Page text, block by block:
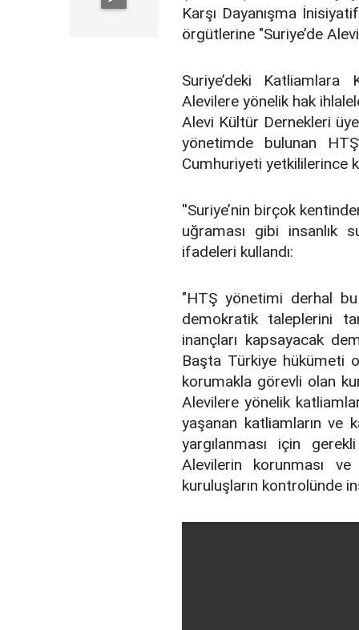
Karşı Dayanışma
örgütlerine "Suriye’de
Suriye’deki Katliamlara
Alevilere yönelik hak
Alevi Kültür Dernekleri
yönetimde bulunan
Cumhuriyeti yetkililerince
''Suriye’nin birçok
uğraması gibi insanlık
ifadeleri kullandı:
"HTŞ yönetimi derhal
demokratik taleplerini
inançları kapsayacak
Başta Türkiye hükümeti
korumakla görevli olan
Alevilere yönelik
yaşanan katliamların ve
yargılanması için
Alevilerin korunması ve
kuruluşların kontrolünde